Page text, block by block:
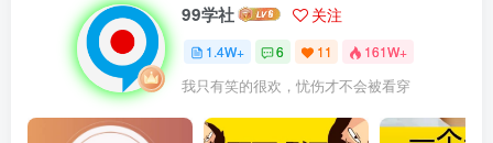
99学社 关注
1.4W+ 6 11 161W+
我只有笑的很欢，忧伤才不会被看穿